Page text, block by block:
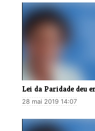
Lei da Paridade deu
28 mai 2019 14:07